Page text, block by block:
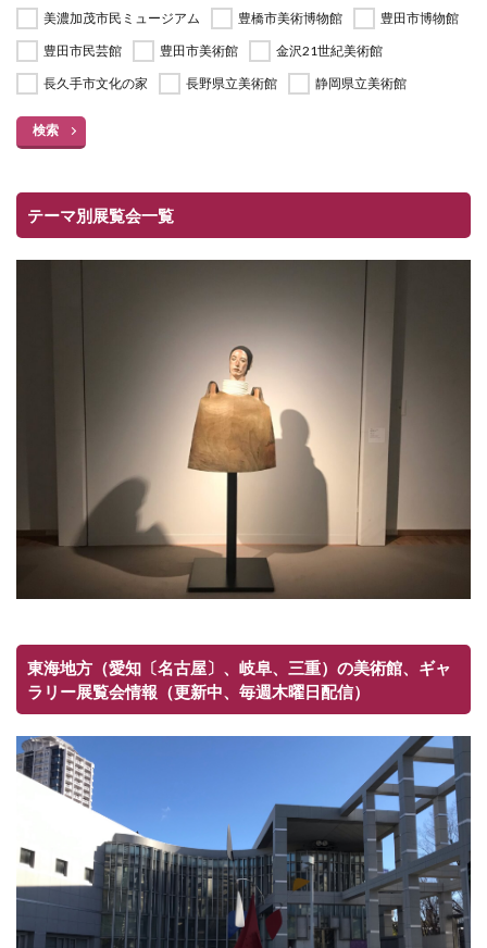
美濃加茂市民ミュージアム
豊橋市美術博物館
豊田市博物館
豊田市民芸館
豊田市美術館
金沢21世紀美術館
長久手市文化の家
長野県立美術館 静岡県立美術館
検索
テーマ別展覧会一覧
東海地方（愛知〔名古屋〕、岐阜、三重）の美術館、ギャ
ラリー展覧会情報（更新中、毎週木曜日配信）